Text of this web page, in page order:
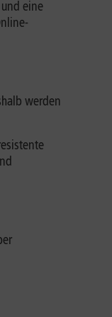
eine
werden